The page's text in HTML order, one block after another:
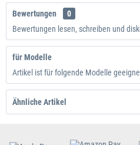
Bewertungen
0
Bewertungen lesen, schreiben und
für Modelle
Artikel ist für folgende Modelle
Ähnliche Artikel